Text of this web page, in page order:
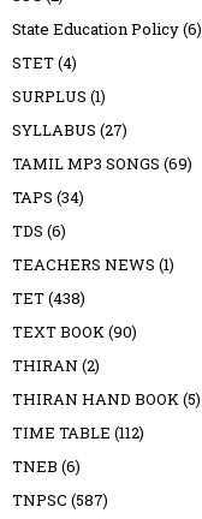
State Education Policy(6)
STET(4)
SURPLUS (1)
SYLLABUS (27)
TAMIL MP3 SONGS (69)
TAPS (34)
TDS (6)
TEACHERS NEWS (1)
TET(438)
TEXT BOOK(90)
THIRAN (2)
THIRAN HAND BOOK(5)
TIME TABLE (112)
TNEB (6)
TNPSC (587)